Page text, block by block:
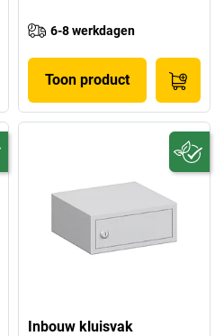
6-8 werkdagen
Toon product
Inbouw kluisvak